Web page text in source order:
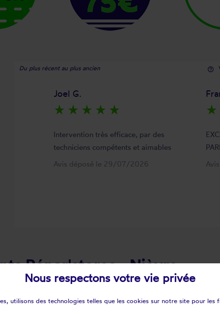
Du plus récent au plus ancien help_outline
Joel G.
star_rate star_rate star_rate star_rate star_rate
Intervention très efficace, par des
techniciens compétents et aimables
Avis déposé le 29/07/2026
star_rate
Répar'stores - Nièvre
Anthien
Nous respectons votre vie privée
utilisons des technologies telles que les cookies sur notre site pour les